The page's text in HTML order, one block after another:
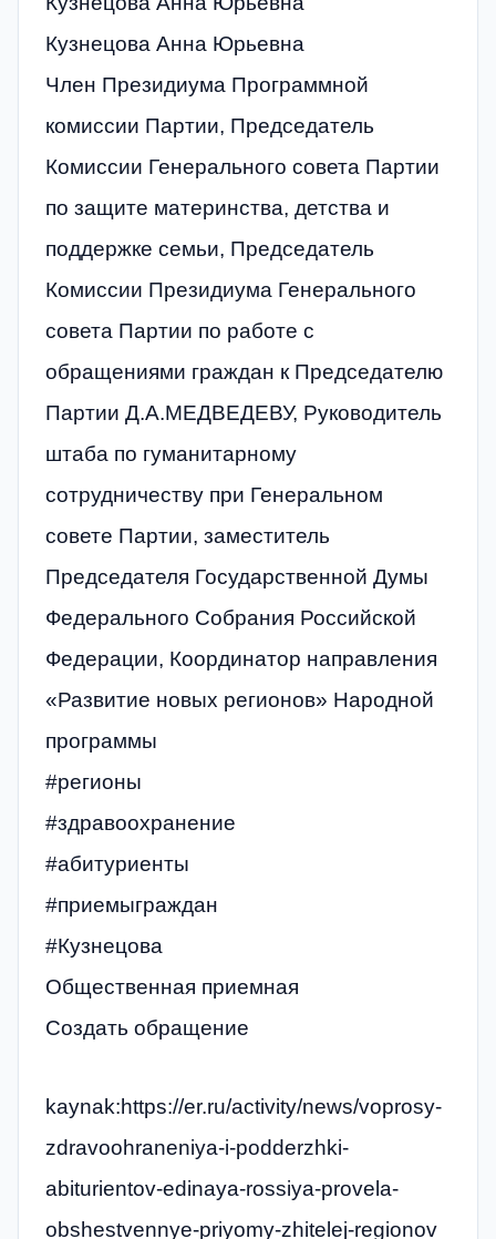
Кузнецова Анна Юрьевна
Член Президиума Программной
комиссии Партии, Председатель
Комиссии Генерального совета Партии
по защите материнства, детства и
поддержке семьи, Председатель
Комиссии Президиума Генерального
совета Партии по работе с
обращениями граждан к Председателю
Партии Д.А.МЕДВЕДЕВУ, Руководитель
штаба по гуманитарному
сотрудничеству при Генеральном
совете Партии, заместитель
Председателя Государственной Думы
Федерального Собрания Российской
Федерации, Координатор направления
«Развитие новых регионов» Народной
программы
#регионы
#здравоохранение
#абитуриенты
#приемыграждан
#Кузнецова
Общественная приемная
Создать обращение
kaynak:https://er.ru/activity/news/voprosy-
zdravoohraneniya-i-podderzhki-
abiturientov-edinaya-rossiya-provela-
obshestvennye-priyomy-zhitelej-regionov